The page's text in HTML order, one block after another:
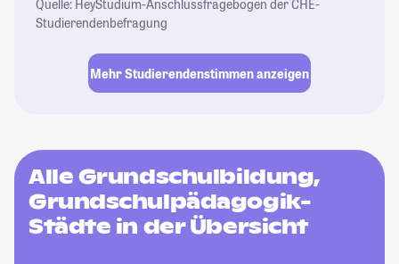
Quelle: HeyStudium-Anschlussfragebogen der CHE-
Studierendenbefragung
Mehr Studierendenstimmen anzeigen
Alle Grundschulbildung,
Grundschulpädagogik-
Städte in der Übersicht